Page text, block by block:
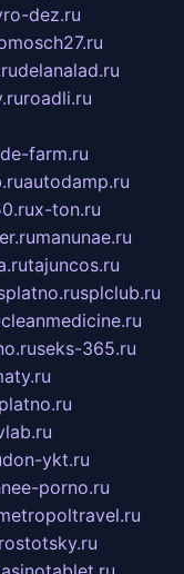
dez.ru
delanalad.ru
roadli.ru
farm.ru
autodamp.ru
x-ton.ru
manunae.ru
tajuncos.ru
splclub.ru
cleanmedicine.ru
seks-365.ru
don-ykt.ru
porno.ru
rostotsky.ru